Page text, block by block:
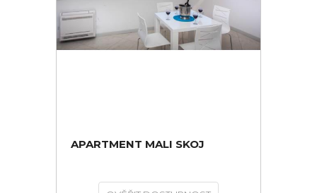
APARTMENT MALI SKOJ